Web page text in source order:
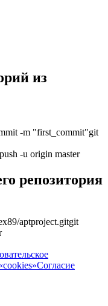
из
-m "first_commit"git
-u origin master
репозитория
aptproject.gitgit
Согласие